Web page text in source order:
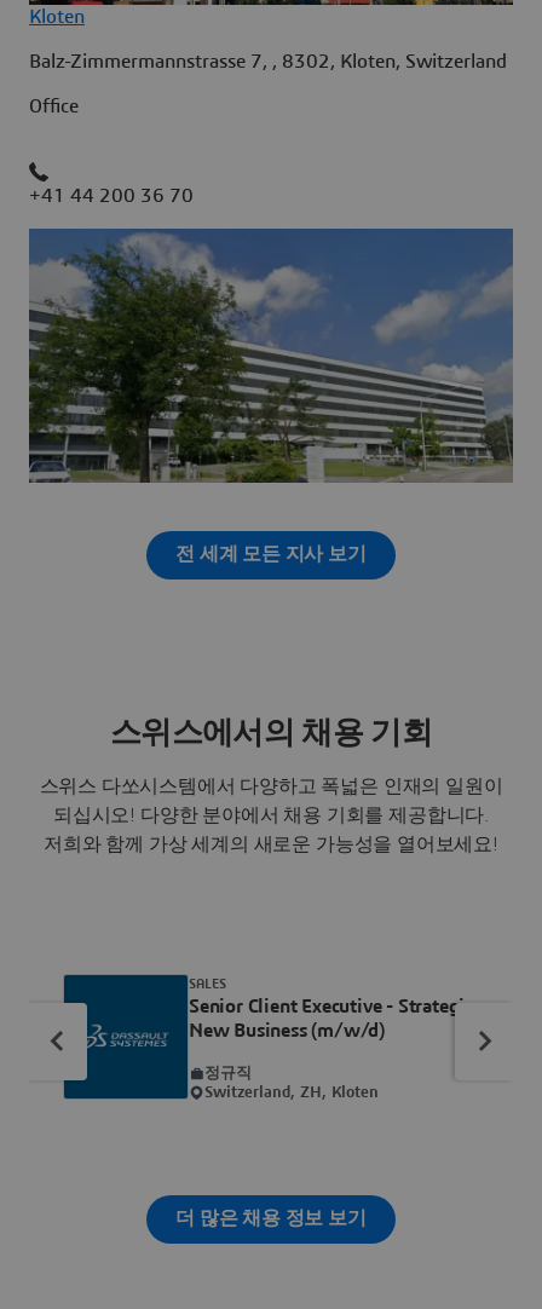
Kloten
Balz-Zimmermannstrasse 7, , 8302, Kloten, Switzerland
Office
+41 44 200 36 70
전 세계 모든 지사 보기
스위스에서의 채용 기회
스위스 다쏘시스템에서 다양하고 폭넓은 인재의 일원이
되십시오! 다양한 분야에서 채용 기회를 제공합니다.
저희와 함께 가상 세계의 새로운 가능성을 열어보세요!
Senior Client Executive - Strategic
New Business (m/w/d)
SALES
정규직
Switzerland, ZH, Kloten
더 많은 채용 정보 보기